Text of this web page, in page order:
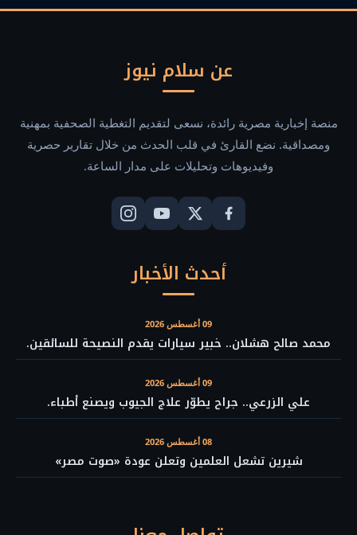
عن سلام نيوز
منصة إخبارية مصرية رائدة، نسعى لتقديم التغطية الصحفية بمهنية
ومصداقية. نضع القارئ في قلب الحدث من خلال تقارير حصرية
وفيديوهات وتحليلات على مدار الساعة.
أحدث الأخبار
09 أغسطس 2026
محمد صالح هشلان.. خبير سيارات يقدم النصيحة للسائقين.
09 أغسطس 2026
علي الزرعي.. جراح يطوّر علاج الجيوب ويصنع أطباء.
08 أغسطس 2026
شيرين تشعل العلمين وتعلن عودة «صوت مصر»